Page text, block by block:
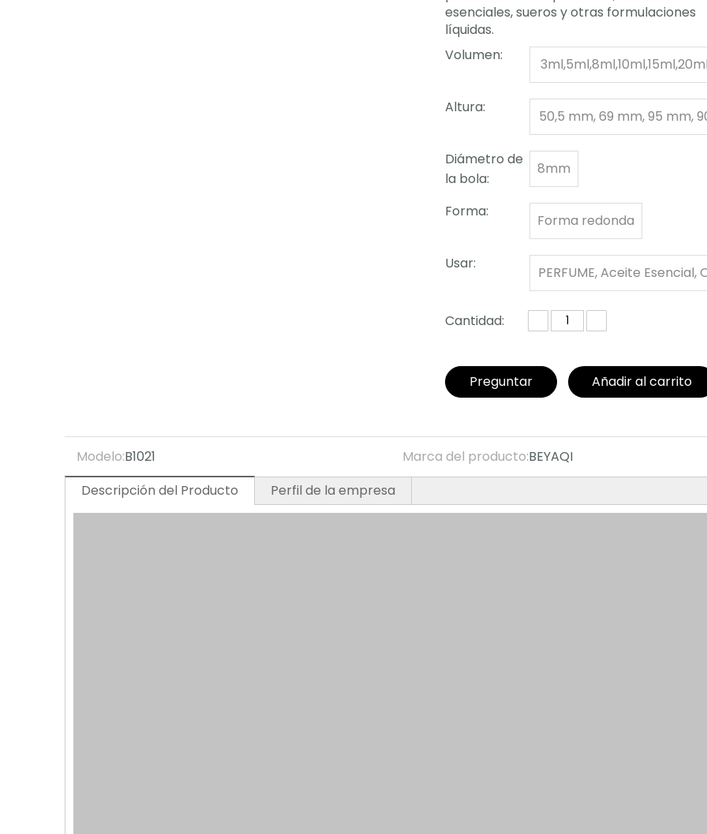
esenciales, sueros y otras formulaciones
líquidas.
Volumen:
Altura:
50,5 mm, 69 mm, 95 mm,
Diámetro de
la bola:
8mm
Forma:
Forma redonda
Usar:
PERFUME, Aceite Esencial,
Cantidad:
Preguntar Añadir al carrito
Modelo:B1021 Marca del producto:BEYAQI
Descripción del Producto
Perfil de la empresa